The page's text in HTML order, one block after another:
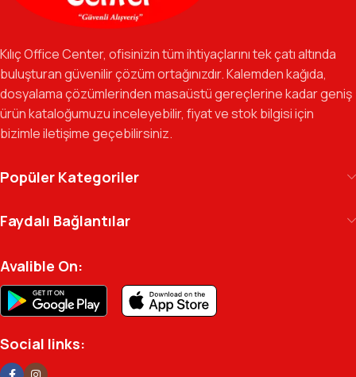
Özverili Takım Ruhu:İşini tutkuyla yapan, güler yüzlü ve çözüm
güvenilir bir yol arkadaşı olmayı hedefliyoruz.
Gelecek Vizyonu:Kurumsal kimliğimizi yeni iş birlikleri ve global
markalarla güçlendirerek, Türkiye genelinde müşteri ağımızı her
geçen gün büyütmeye devam ediyoruz.
Kılıç Office Center
arşivinizdeki dosyaya kadar her detayda yanınızda.
Ofisinizin enerjisini ve verimliliğini artırmak için
profesyonel kadromuzla hizmetinizdeyiz.
Kılıç Office Center, ofisinizin tüm ihtiyaçlarını tek çatı altında
buluşturan güvenilir çözüm ortağınızdır. Kalemden kağıda,
dosyalama çözümlerinden masaüstü gereçlerine kadar geniş
ürün kataloğumuzu inceleyebilir, fiyat ve stok bilgisi için
bizimle iletişime geçebilirsiniz.
Popüler Kategoriler
Faydalı Bağlantılar
Avalible On:
Social links: